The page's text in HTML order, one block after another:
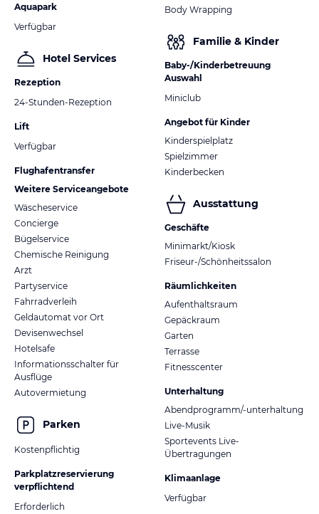
Aquapark
Verfügbar
Hotel Services
Rezeption
24-Stunden-Rezeption
Lift
Verfügbar
Flughafentransfer
Weitere Serviceangebote
Wäscheservice
Concierge
Bügelservice
Chemische Reinigung
Arzt
Partyservice
Fahrradverleih
Geldautomat vor Ort
Devisenwechsel
Hotelsafe
Informationsschalter für
Ausflüge
Autovermietung
Parken
Kostenpflichtig
Parkplatzreservierung
verpflichtend
Erforderlich
Body Wrapping
Familie & Kinder
Baby-/Kinderbetreuung
Auswahl
Miniclub
Angebot für Kinder
Kinderspielplatz
Spielzimmer
Kinderbecken
Ausstattung
Geschäfte
Minimarkt/Kiosk
Friseur-/Schönheitssalon
Räumlichkeiten
Aufenthaltsraum
Gepäckraum
Garten
Terrasse
Fitnesscenter
Unterhaltung
Abendprogramm/-unterhaltung
Live-Musik
Sportevents Live-
Übertragungen
Klimaanlage
Verfügbar